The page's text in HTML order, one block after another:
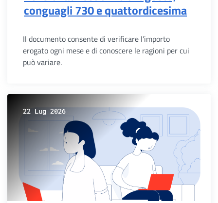
conguagli 730 e quattordicesima
Il documento consente di verificare l’importo
erogato ogni mese e di conoscere le ragioni per cui
può variare.
22 Lug 2026